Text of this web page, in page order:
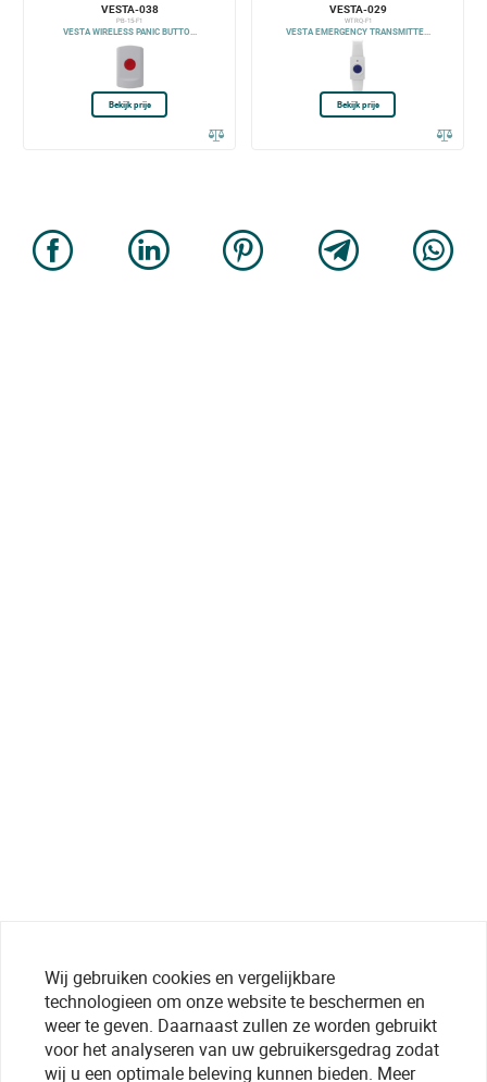
VESTA-038
PB-15-F1
VESTA WIRELESS PANIC BUTTO...
Bekijk prijs
VESTA-029
WTRQ-F1
VESTA EMERGENCY TRANSMITTE...
Bekijk prijs
Wij gebruiken cookies en vergelijkbare
technologieen om onze website te beschermen en
weer te geven. Daarnaast zullen ze worden gebruikt
voor het analyseren van uw gebruikersgedrag zodat
wij u een optimale beleving kunnen bieden. Meer